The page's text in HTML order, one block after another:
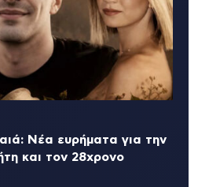
Νέα ευρήματα για την
και τον 28χρονο